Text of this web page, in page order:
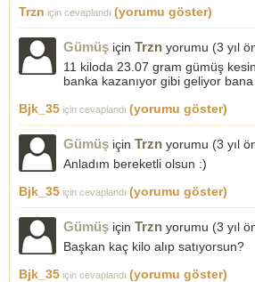
Trzn için cevaplandı (yorumu göster)
Gümüş için Trzn yorumu (3 yıl
11 kiloda 23.07 gram gümüş
banka kazanıyor gibi geliyor bana
Bjk_35 için cevaplandı (yorumu göster)
Gümüş için Trzn yorumu (3 yıl
Anladım bereketli olsun :)
Bjk_35 için cevaplandı (yorumu göster)
Gümüş için Trzn yorumu (3 yıl
Başkan kaç kilo alıp satıyorsun?
Bjk_35 için cevaplandı (yorumu göster)